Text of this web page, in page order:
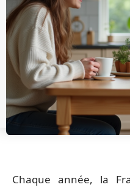
Chaque année, la